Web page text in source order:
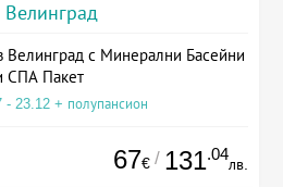
Велинград
Велинград с Минерални Басейни
СПА Пакет
- 23.12 + полупансион
67€ / 131.04
лв.